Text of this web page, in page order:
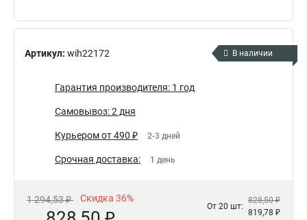
Артикул: wih22172 В наличии
Гарантия производителя: 1 год
Самовывоз: 2 дня
Курьером от 490 ₽ 2-3 дней
Срочная доставка: 1 день
1 294,53 ₽ Скидка 36%
От 20 шт:
828,50 ₽
819,78 ₽